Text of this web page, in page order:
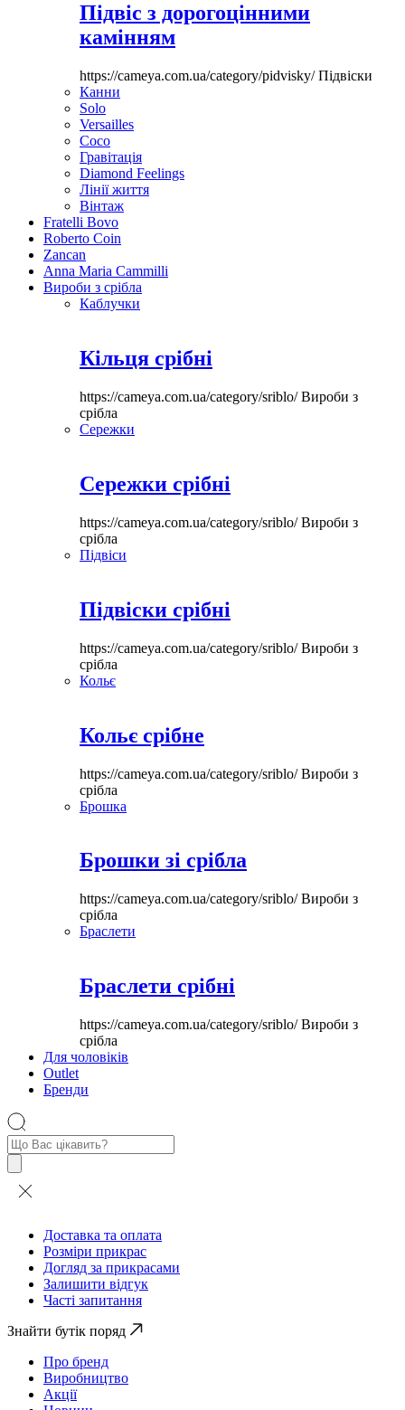
Підвіс з дорогоцінними
камінням
https://cameya.com.ua/category/pidvisky/Підвіски
Канни
Solo
Versailles
Coco
Гравітація
Diamond Feelings
Лінії життя
Вінтаж
Fratelli Bovo
Roberto Coin
Zancan
Anna Maria Cammilli
Вироби з срібла
Каблучки
Кільця срібні
https://cameya.com.ua/category/sriblo/Вироби з
срібла
Сережки
Сережки срібні
https://cameya.com.ua/category/sriblo/Вироби з
срібла
Підвіси
Підвіски срібні
https://cameya.com.ua/category/sriblo/Вироби з
срібла
Кольє
Кольє срібне
https://cameya.com.ua/category/sriblo/Вироби з
срібла
Брошка
Брошки зі срібла
https://cameya.com.ua/category/sriblo/Вироби з
срібла
Браслети
Браслети срібні
https://cameya.com.ua/category/sriblo/Вироби з
срібла
Для чоловіків
Outlet
Бренди
Пошук
товарів
Доставка та оплата
Розміри прикрас
Догляд за прикрасами
Залишити відгук
Часті запитання
Знайти бутік поряд
Про бренд
Виробництво
Акції